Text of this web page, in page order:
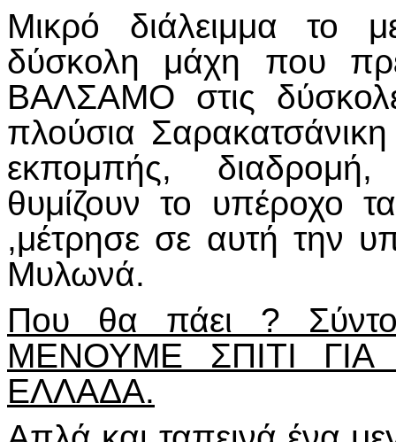
Μικρό διάλειμμα το
δύσκολη μάχη που
ΒΑΛΣΑΜΟ στις
πλούσια
εκπομπής, διαδρομή,
θυμίζουν το υπέροχο
,μέτρησε σε αυτή την
Μυλωνά.
Που θα πάει ?
ΜΕΝΟΥΜΕ ΣΠΙΤΙ
ΕΛΛΑΔΑ.